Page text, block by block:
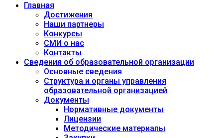
Главная
Достижения
Наши партнеры
Конкурсы
СМИ о нас
Контакты
Сведения об образовательной организации
Основные сведения
Структура и органы управления
образовательной организацией
Документы
Нормативные документы
Лицензии
Методические материалы